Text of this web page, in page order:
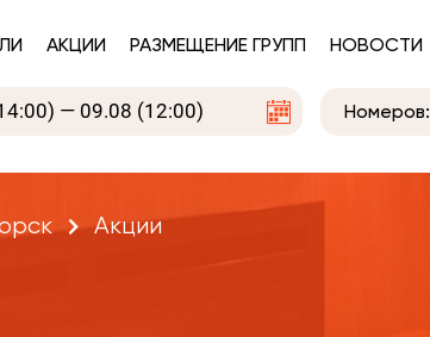
АКЦИИ РАЗМЕЩЕНИЕ ГРУПП НОВОСТИ
Номеров:
Акции